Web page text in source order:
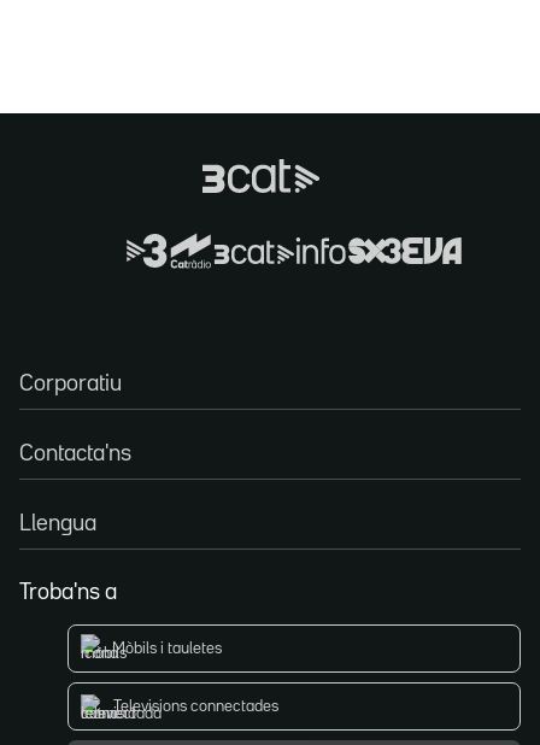
Corporatiu
Contacta'ns
Llengua
Troba'ns a
Mòbils i tauletes
Televisions connectades